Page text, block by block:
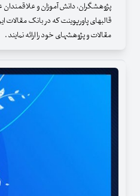
پژوهشگران، دانش آموزان و علاقمندان
قالبهای پاورپوینت که در بانک مقالات
مقالات و پژوهشهای خود را ارائه نمایند .